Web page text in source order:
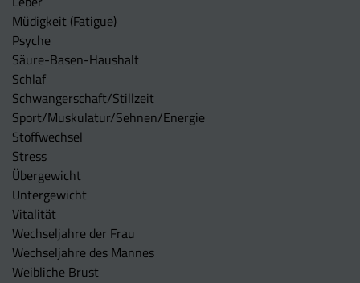
Müdigkeit (Fatigue)
Psyche
Säure-Basen-Haushalt
Schlaf
Schwangerschaft/Stillzeit
Sport/Muskulatur/Sehnen/Energie
Stoffwechsel
Stress
Übergewicht
Untergewicht
Vitalität
Wechseljahre der Frau
Wechseljahre des Mannes
Weibliche Brust